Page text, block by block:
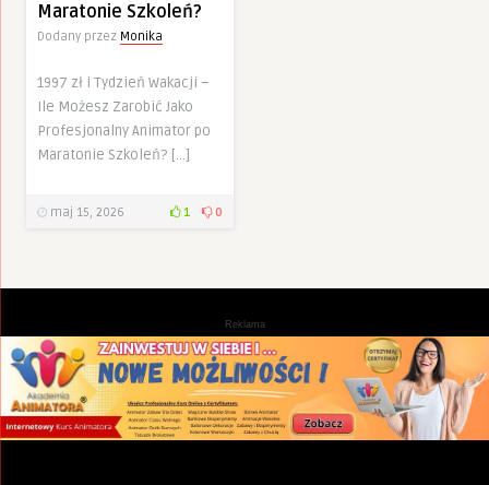
Maratonie Szkoleń?
Dodany przez Monika
1997 zł i Tydzień Wakacji –
Ile Możesz Zarobić Jako
Profesjonalny Animator po
Maratonie Szkoleń? […]
maj 15, 2026 1 0
Reklama